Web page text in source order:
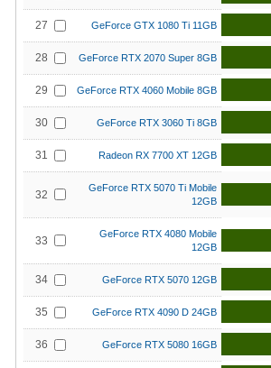
27 GeForce GTX 1080 Ti 11GB
28 GeForce RTX 2070 Super 8GB
29 GeForce RTX 4060 Mobile 8GB
30 GeForce RTX 3060 Ti 8GB
31 Radeon RX 7700 XT 12GB
32
GeForce RTX 5070 Ti Mobile
12GB
33
GeForce RTX 4080 Mobile
12GB
34 GeForce RTX 5070 12GB
35 GeForce RTX 4090 D 24GB
36 GeForce RTX 5080 16GB